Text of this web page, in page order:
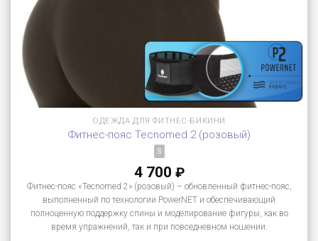
ОДЕЖДА ДЛЯ ФИТНЕС-БИКИНИ
Фитнес-пояс Tecnomed 2 (розовый)
S
4 700 ₽
Фитнес-пояс «Tecnomed 2» (розовый) – обновленный фитнес-пояс,
выполненный по технологии PowerNET и обеспечивающий
полноценную поддержку спины и моделирование фигуры, как во
время упражнений, так и при повседневном ношении.